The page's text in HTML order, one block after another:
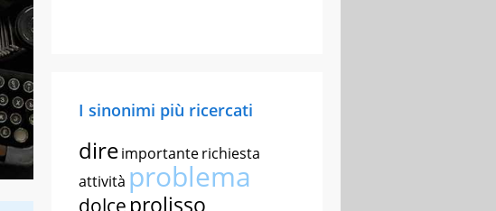
I sinonimi più ricercati
direimportanterichiesta
attività problema
dolce prolisso